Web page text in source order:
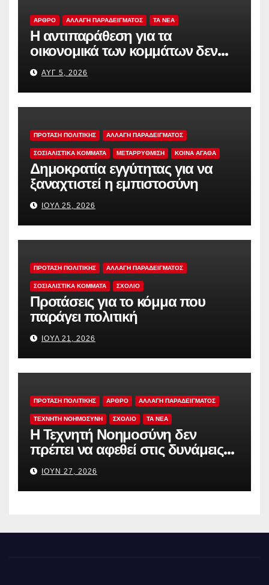
ΑΡΘΡΟ ΑΛΛΑΓΗ ΠΑΡΑΔΕΙΓΜΑΤΟΣ TA NEA
Η αντιπαράθεση για τα
οικονομικά των κομμάτων δεν
αρκεί
ΑΥΓ 5, 2026
ΠΡΟΤΑΣΗ ΠΟΛΙΤΙΚΗΣ ΑΛΛΑΓΗ ΠΑΡΑΔΕΙΓΜΑΤΟΣ
ΣΟΣΙΑΛΙΣΤΙΚΆ ΚΌΜΜΑΤΑ ΜΕΤΑΡΡΥΘΜΙΣΗ ΚΟΙΝΑ ΑΓΑΘΑ
Δημοκρατία εγγύτητας για να
ξαναχτιστεί η εμπιστοσύνη
ΙΟΎΛ 25, 2026
ΠΡΟΤΑΣΗ ΠΟΛΙΤΙΚΗΣ ΑΛΛΑΓΗ ΠΑΡΑΔΕΙΓΜΑΤΟΣ
ΣΟΣΙΑΛΙΣΤΙΚΆ ΚΌΜΜΑΤΑ ΣΧΟΛΙΟ
Προτάσεις για το κόμμα που
παράγει πολιτική
ΙΟΎΛ 21, 2026
ΠΡΟΤΑΣΗ ΠΟΛΙΤΙΚΗΣ ΑΡΘΡΟ ΑΛΛΑΓΗ ΠΑΡΑΔΕΙΓΜΑΤΟΣ
ΤΕΧΝΗΤΗ ΝΟΗΜΟΣΥΝΗ ΣΧΟΛΙΟ TA NEA
Η Τεχνητή Νοημοσύνη δεν
πρέπει να αφεθεί στις δυνάμεις
της αγοράς
ΙΟΎΝ 27, 2026